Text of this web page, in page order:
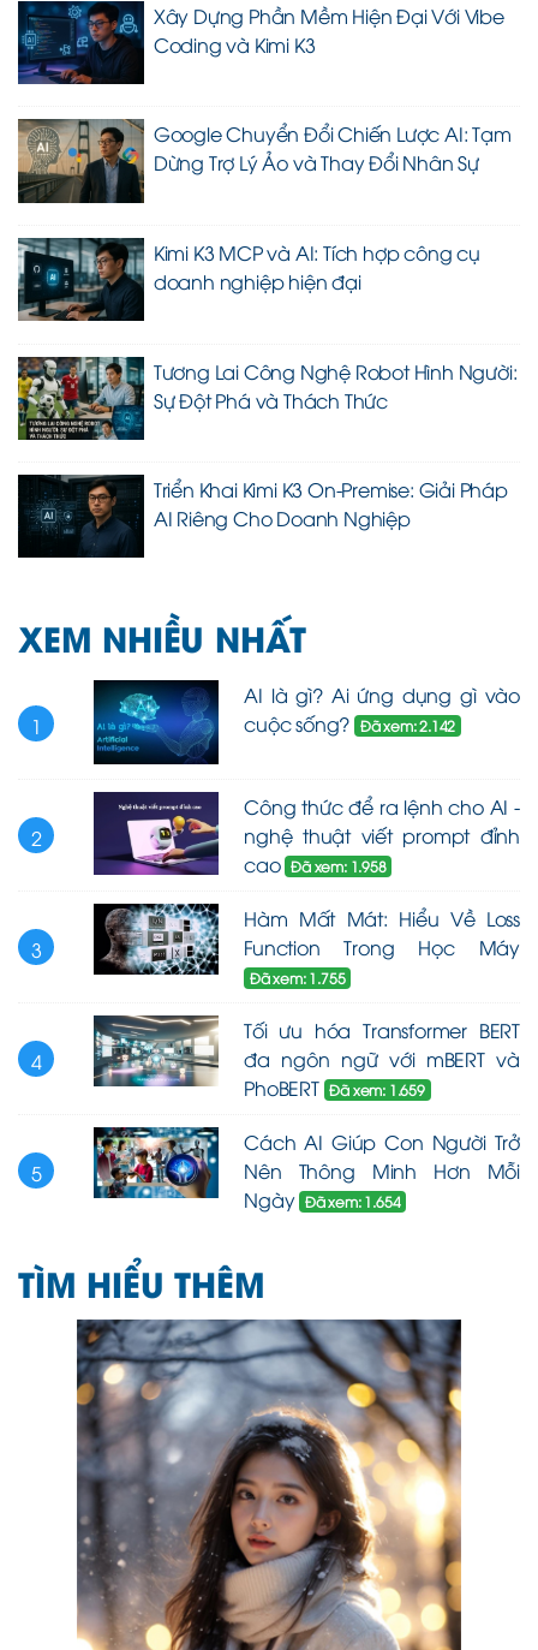
Xây Dựng Phần Mềm Hiện Đại Với Vibe
Coding và Kimi K3
Google Chuyển Đổi Chiến Lược AI: Tạm
Dừng Trợ Lý Ảo và Thay Đổi Nhân Sự
Kimi K3 MCP và AI: Tích hợp công cụ
doanh nghiệp hiện đại
Tương Lai Công Nghệ Robot Hình Người:
Sự Đột Phá và Thách Thức
Triển Khai Kimi K3 On-Premise: Giải Pháp
AI Riêng Cho Doanh Nghiệp
XEM NHIỀU NHẤT
1
AI là gì? Ai ứng dụng gì vào
cuộc sống? Đã xem: 2.142
2
Công thức để ra lệnh cho AI -
nghệ thuật viết prompt đỉnh
cao Đã xem: 1.958
3
Hàm Mất Mát: Hiểu Về Loss
Function Trong Học Máy
Đã xem: 1.755
4
Tối ưu hóa Transformer BERT
đa ngôn ngữ với mBERT và
PhoBERT Đã xem: 1.659
5
Cách AI Giúp Con Người Trở
Nên Thông Minh Hơn Mỗi
Ngày Đã xem: 1.654
TÌM HIỂU THÊM